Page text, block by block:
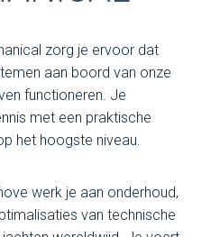
zorg je ervoor dat
aan boord van onze
functioneren. Je
met een praktische
het hoogste niveau.
werk je aan onderhoud,
van technische